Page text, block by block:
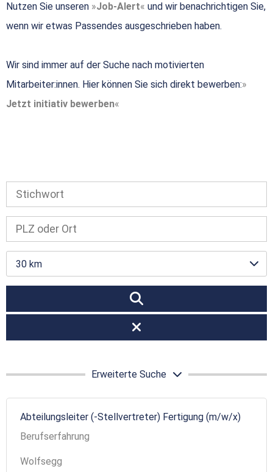
Nutzen Sie unseren
Job-Alert
und wir benachrichtigen Sie,
wenn wir etwas Passendes ausgeschrieben haben.
Wir sind immer auf der Suche nach motivierten
Mitarbeiter:innen. Hier können Sie sich direkt bewerben:
Jetzt initiativ bewerben
30 km
Erweiterte Suche
Abteilungsleiter (-Stellvertreter) Fertigung (m/w/x)
Berufserfahrung
Wolfsegg